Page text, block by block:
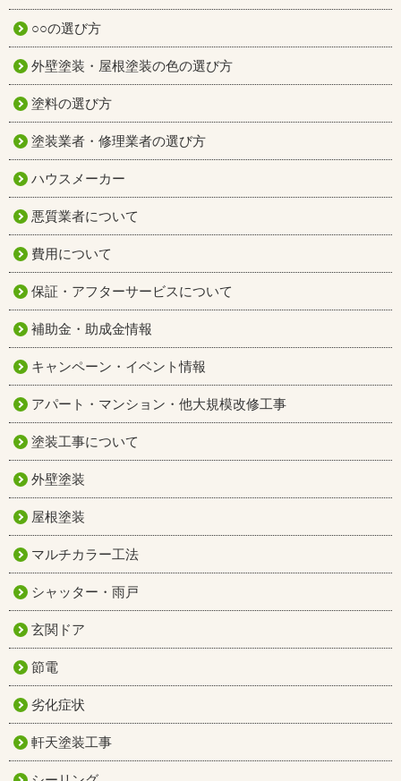
○○の選び方
外壁塗装・屋根塗装の色の選び方
塗料の選び方
塗装業者・修理業者の選び方
ハウスメーカー
悪質業者について
費用について
保証・アフターサービスについて
補助金・助成金情報
キャンペーン・イベント情報
アパート・マンション・他大規模改修工事
塗装工事について
外壁塗装
屋根塗装
マルチカラー工法
シャッター・雨戸
玄関ドア
節電
劣化症状
軒天塗装工事